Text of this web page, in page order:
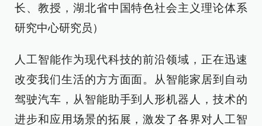
长、教授，湖北省中国特色社会主义理论体系
研究中心研究员）
人工智能作为现代科技的前沿领域，正在迅速
改变我们生活的方方面面。从智能家居到自动
驾驶汽车，从智能助手到人形机器人，技术的
进步和应用场景的拓展，激发了各界对人工智